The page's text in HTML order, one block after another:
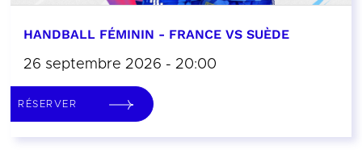
HANDBALL FÉMININ - FRANCE VS SUÈDE
26 septembre 2026 - 20:00
RÉSERVER